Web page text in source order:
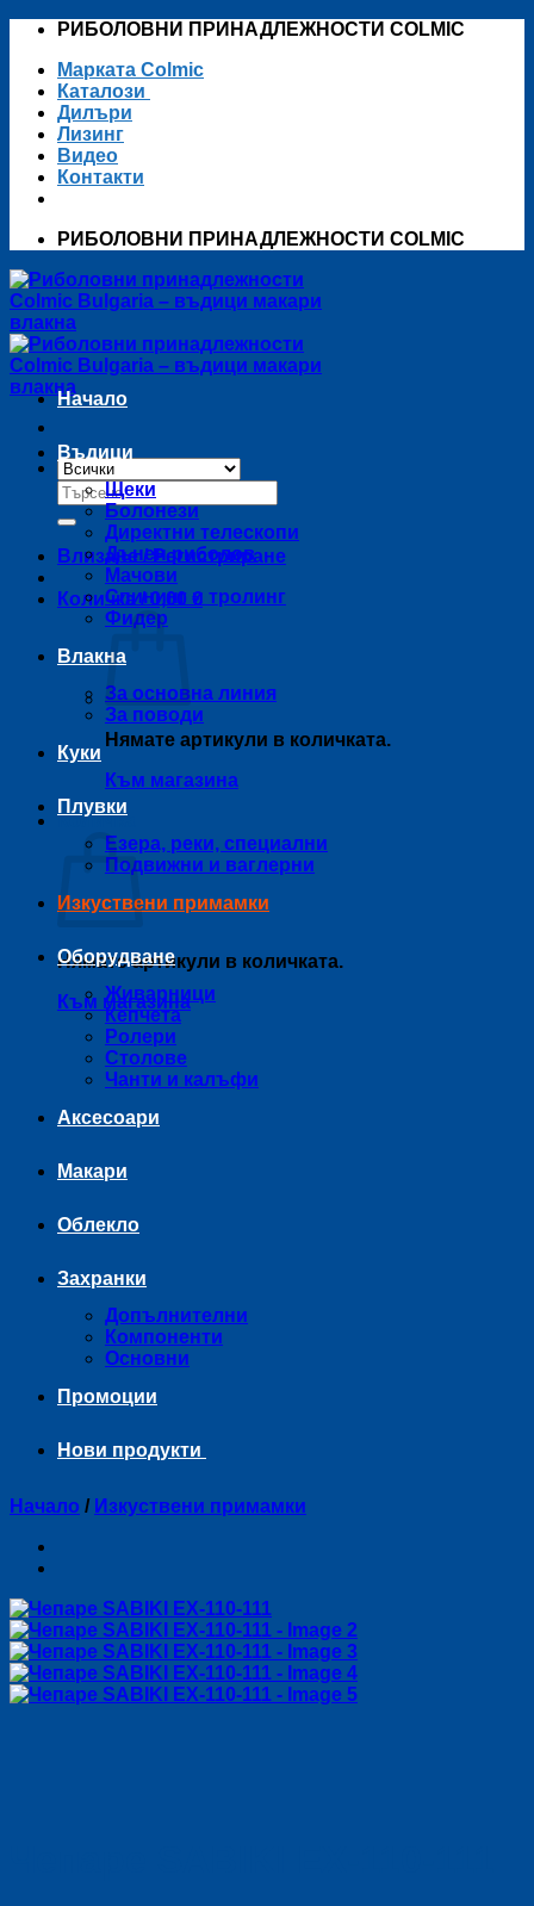
Skip
content
РИБОЛОВНИ ПРИНАДЛЕЖНОСТИ COLMIC
Марката Colmic
Каталози
Дилъри
Лизинг
Видео
Контакти
РИБОЛОВНИ ПРИНАДЛЕЖНОСТИ COLMIC
Търсене
за:
Влизане / Регистриране
Количка /0,00 €
Нямате артикули в количката.
Към магазина
Количка
Нямате артикули в количката.
Към магазина
Начало
Въдици
Щеки
Болонези
Директни телескопи
Дънен риболов
Мачови
Спининг и тролинг
Фидер
Влакна
За основна линия
За поводи
Куки
Плувки
Езера, реки, специални
Подвижни и ваглерни
Изкуствени примамки
Оборудване
Живарници
Кепчета
Ролери
Столове
Чанти и калъфи
Аксесоари
Макари
Облекло
Захранки
Допълнителни
Компоненти
Основни
Промоции
Нови продукти
Начало / Изкуствени примамки